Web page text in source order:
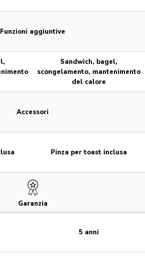
Funzioni aggiuntive
Accessori
Garanzia
Sandwich, bagel,
scongelamento, mantenimento
del calore
Pinza per toast inclusa
5 anni